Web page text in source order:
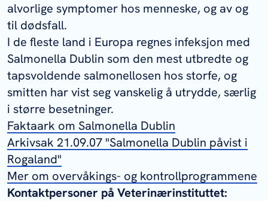
alvorlige symptomer hos menneske, og av og
til dødsfall.
I de fleste land i Europa regnes infeksjon med
Salmonella Dublin som den mest utbredte og
tapsvoldende salmonellosen hos storfe, og
smitten har vist seg vanskelig å utrydde, særlig
i større besetninger.
Faktaark om Salmonella Dublin
Arkivsak 21.09.07 "Salmonella Dublin påvist i
Rogaland"
Mer om overvåkings- og kontrollprogrammene
Kontaktpersoner på Veterinærinstituttet: